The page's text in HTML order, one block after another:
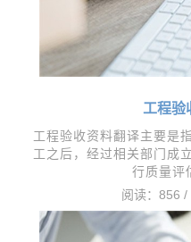
工程验
工程验收资料翻译主要是
工之后，经过相关部门成
行质量评
阅读：856 /